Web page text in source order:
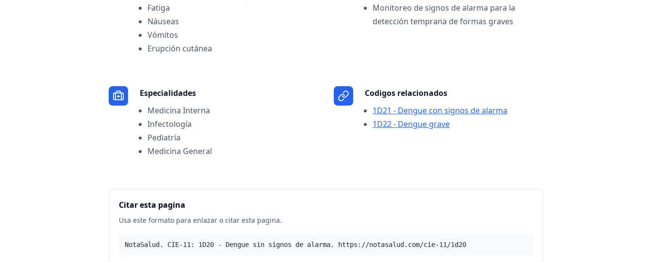
Fatiga
Náuseas
Vómitos
Erupción cutánea
Monitoreo de signos de alarma para la
detección temprana de formas graves
Especialidades
Medicina Interna
Infectología
Pediatría
Medicina General
Codigos relacionados
1D21 - Dengue con signos de alarma
1D22 - Dengue grave
Citar esta pagina
Usa este formato para enlazar o citar esta pagina.
NotaSalud. CIE-11: 1D20 - Dengue sin signos de alarma. https://notasalud.com/cie-11/1d20